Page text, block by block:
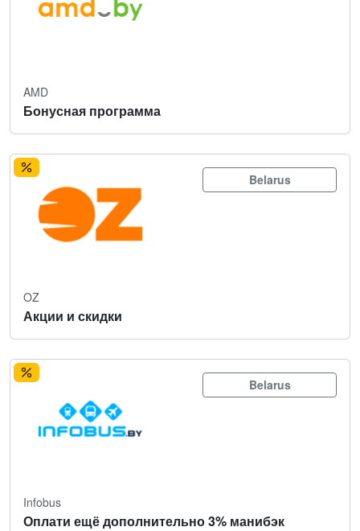
AMD
Бонусная программа
Belarus
OZ
Акции и скидки
Belarus
Infobus
Оплати ещё дополнительно 3% манибэк